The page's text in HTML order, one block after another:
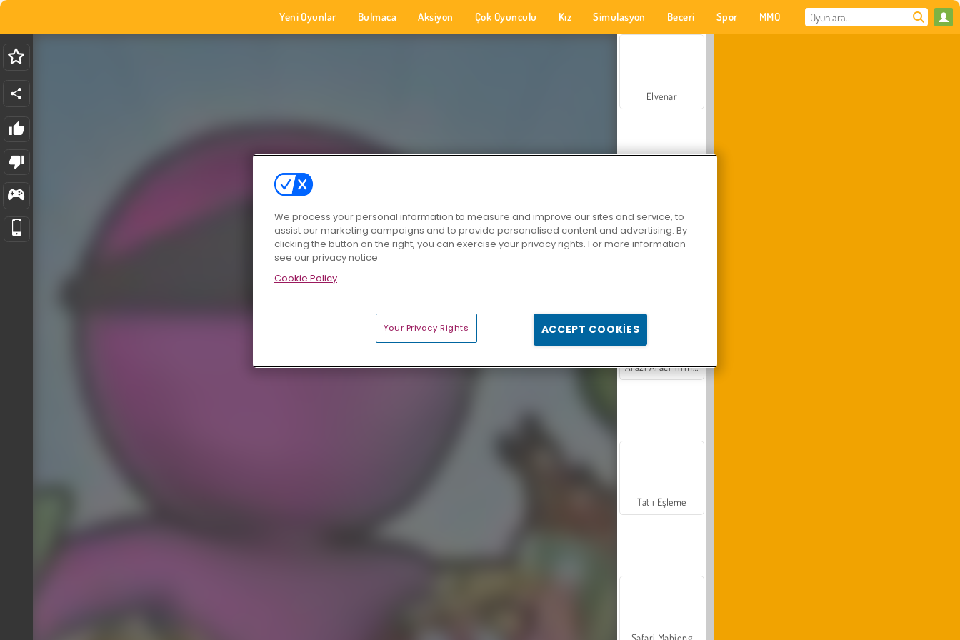
Yeni Oyunlar Bulmaca Aksiyon Çok Oyunculu Kız Simülasyon Beceri Spor MMO
Elvenar
Arazi Aracı Tırmanışı 4x4
Tatlı Eşleme
Safari Mahjong
We process your personal information to measure and improve our sites and service, to
assist our marketing campaigns and to provide personalised content and advertising. By
clicking the button on the right, you can exercise your privacy rights. For more information
see our privacy notice
Cookie Policy
Your Privacy Rights ACCEPT COOKIES